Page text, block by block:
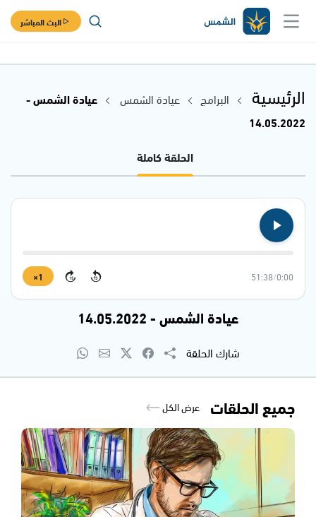
البث المباشر
الرئيسية البرامج عيادة الشمس
عيادة الشمس -
14.05.2022
الحلقة كاملة
0:00
/
51:38
15
15
1×
عيادة الشمس - 14.05.2022
شارك الحلقة
جميع الحلقات عرض الكل